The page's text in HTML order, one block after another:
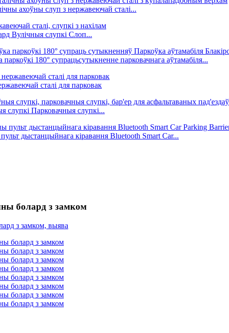
ахоўны слуп з нержавеючай сталі...
Вулічныя слупкі Слоп...
180° супрацьсутыкненне парковачнага аўтамабіля...
сталі для парковак
слупкі Парковачныя слупкі...
дыстанцыйнага кіравання Bluetooth Smart Car...
болард з замком